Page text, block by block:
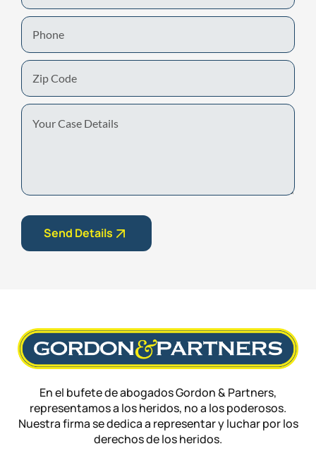
Phone
Zip
Code
Your
Case
Send Details
En el bufete de abogados Gordon & Partners,
representamos a los heridos, no a los poderosos.
Nuestra firma se dedica a representar y luchar por los
derechos de los heridos.